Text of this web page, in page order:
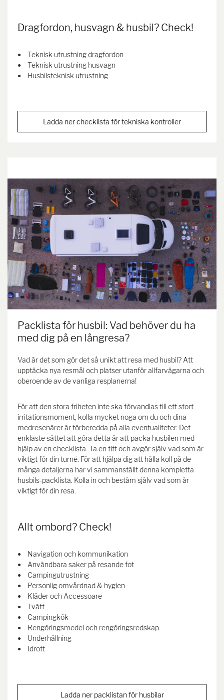
Dragfordon, husvagn & husbil? Check!
Teknisk utrustning dragfordon
Teknisk utrustning husvagn
Husbilsteknisk utrustning
Ladda ner checklista för tekniska kontroller
Packlista för husbil: Vad behöver du ha
med dig på en långresa?
Vad är det som gör det så unikt att resa med husbil? Att
upptäcka nya resmål och platser utanför allfarvägarna och
oberoende av de vanliga resplanerna!
För att den stora friheten inte ska förvandlas till ett stort
irritationsmoment, kolla mycket noga om du och dina
medresenärer är förberedda på alla eventualiteter. Det
enklaste sättet att göra detta är att packa husbilen med
hjälp av en checklista. Ta en titt och avgör själv vad som är
viktigt för din turné. För att hjälpa dig att hålla koll på de
många detaljerna har vi sammanställt denna kompletta
husbils-packlista. Kolla in och bestäm själv vad som är
viktigt för din resa.
Allt ombord? Check!
Navigation och kommunikation
Användbara saker på resande fot
Campingutrustning
Personlig omvårdnad & hygien
Kläder och Accessoare
Tvätt
Campingkök
Rengöringsmedel och rengöringsredskap
Underhållning
Idrott
Ladda ner packlistan för husbilar